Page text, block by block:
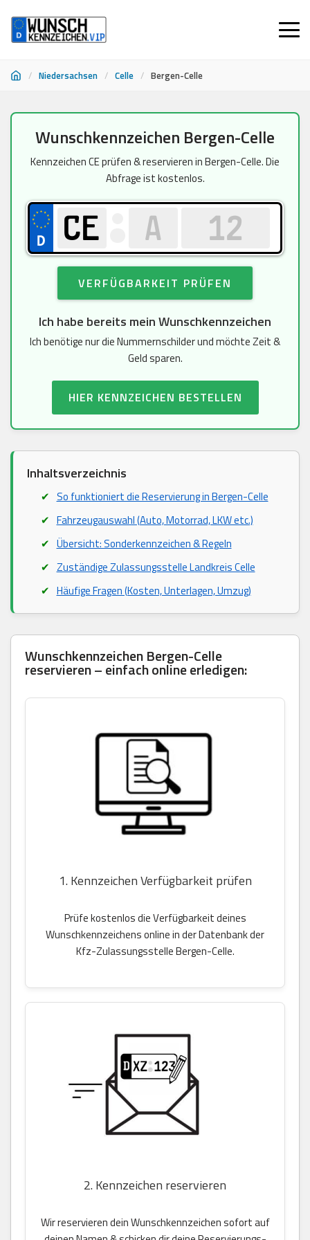
/ Niedersachsen / Celle / Bergen-Celle
springen
Wunschkennzeichen Bergen-Celle
Kennzeichen CE prüfen & reservieren in Bergen-Celle. Die
Abfrage ist kostenlos.
VERFÜGBARKEIT PRÜFEN
Ich habe bereits mein Wunschkennzeichen
Ich benötige nur die Nummernschilder und möchte Zeit &
Geld sparen.
HIER KENNZEICHEN BESTELLEN
Inhaltsverzeichnis
So funktioniert die Reservierung in Bergen-Celle
Fahrzeugauswahl (Auto, Motorrad, LKW etc.)
Übersicht: Sonderkennzeichen & Regeln
Zuständige Zulassungsstelle Landkreis Celle
Häufige Fragen (Kosten, Unterlagen, Umzug)
Wunschkennzeichen Bergen-Celle
reservieren – einfach online erledigen:
1. Kennzeichen Verfügbarkeit prüfen
Prüfe kostenlos die Verfügbarkeit deines
Wunschkennzeichens online in der Datenbank der
Kfz-Zulassungsstelle Bergen-Celle.
2. Kennzeichen reservieren
Wir reservieren dein Wunschkennzeichen sofort auf